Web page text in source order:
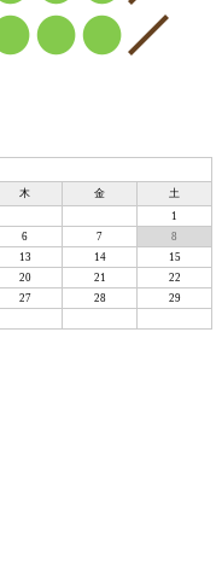
木 金
土
1
6 7
8
13 14
15
20 21
22
27 28
29